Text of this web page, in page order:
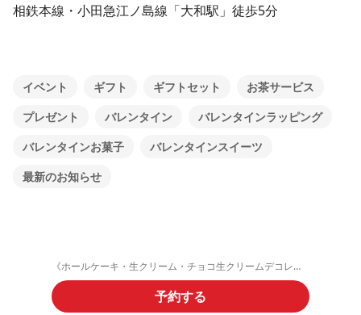
相鉄本線・小田急江ノ島線「大和駅」徒歩5分
イベント ギフト ギフトセット
お茶サービス
プレゼント
バレンタイン
バレンタインラッピング
バレンタインお菓子
バレンタインスイーツ
最新のお知らせ
《ホールケーキ・生クリーム・チョコ生クリームデコレーション》ご予約フォーム
予約する